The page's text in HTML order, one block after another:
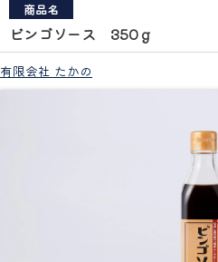
商品名
ビンゴソース 350ｇ
有限会社 たかの